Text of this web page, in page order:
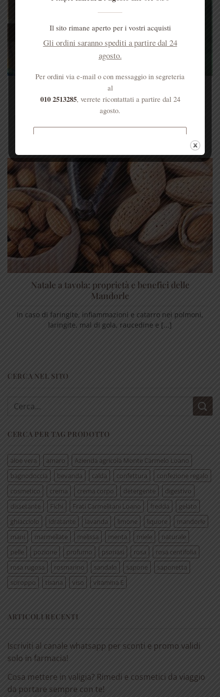
TV2000 “Il mio medico” I rimedi naturali con la
frutta secca
La frutta secca è ricca di proprietà benefiche per la nostra
salute e può essere [...]
Natale a tavola: proprietà e benefici delle
Mandorle
In caso di faringite, infiammazioni e catarro nei polmoni,
laringite, mal di gola, raucedine e [...]
CERCA NEL SITO
Cerca:
CERCA PER TAG PRODOTTO
aloe vera amaro
Azienda agricola Monte Carmelo Loano
bagnodoccia
bevanda calda confettura
confezione regalo
cosmetico
crema crema corpo detergente
digestivo
dissetante
Fichi Frati Carmelitani Loano fredda
gelato
ghiacciolo
idratante lavanda limone liquore
mandorle
mani
marmellate melissa menta miele
naturale
pelle
pozione profumo psoriasi rosa
rosa centifolia
rosa rugosa
rosmarino sandalo sapone
saponetta
sciroppo
tisana viso vitamina E
ARTICOLI RECENTI
Iscriviti al canale whatsapp per sconti e promo validi
solo in farmacia!
Cosa mettere in valigia? Rimedi e cosmetici da viaggio
da portare sempre con te!
Il sito rimane aperto per i vostri acquisti
Gli ordini saranno spediti a partire dal 24
agosto.
Per ordini via e-mail o con messaggio in segreteria
al
010 2513285, verrete ricontattati a partire dal 24
agosto.
superiori a € 50